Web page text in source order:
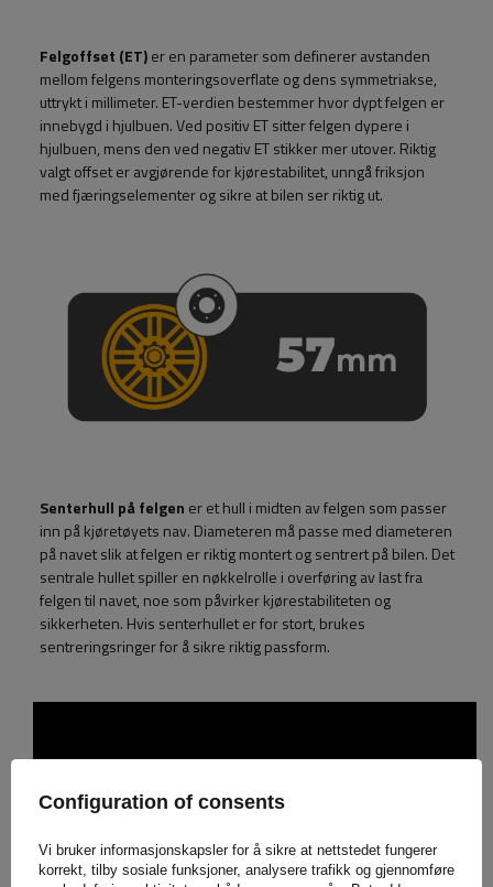
Felgoffset (ET)er en parameter som definerer avstanden
mellom felgens monteringsoverflate og dens symmetriakse,
uttrykt i millimeter. ET-verdien bestemmer hvor dypt felgen er
innebygd i hjulbuen. Ved positiv ET sitter felgen dypere i
hjulbuen, mens den ved negativ ET stikker mer utover. Riktig
valgt offset er avgjørende for kjørestabilitet, unngå friksjon
med fjæringselementer og sikre at bilen ser riktig ut.
Senterhull på felgen er et hull i midten av felgen som passer
inn på kjøretøyets nav. Diameteren må passe med diameteren
på navet slik at felgen er riktig montert og sentrert på bilen. Det
sentrale hullet spiller en nøkkelrolle i overføring av last fra
felgen til navet, noe som påvirker kjørestabiliteten og
sikkerheten. Hvis senterhullet er for stort, brukes
sentreringsringer for å sikre riktig passform.
Configuration of consents
Vi bruker informasjonskapsler for å sikre at nettstedet fungerer
korrekt, tilby sosiale funksjoner, analysere trafikk og gjennomføre